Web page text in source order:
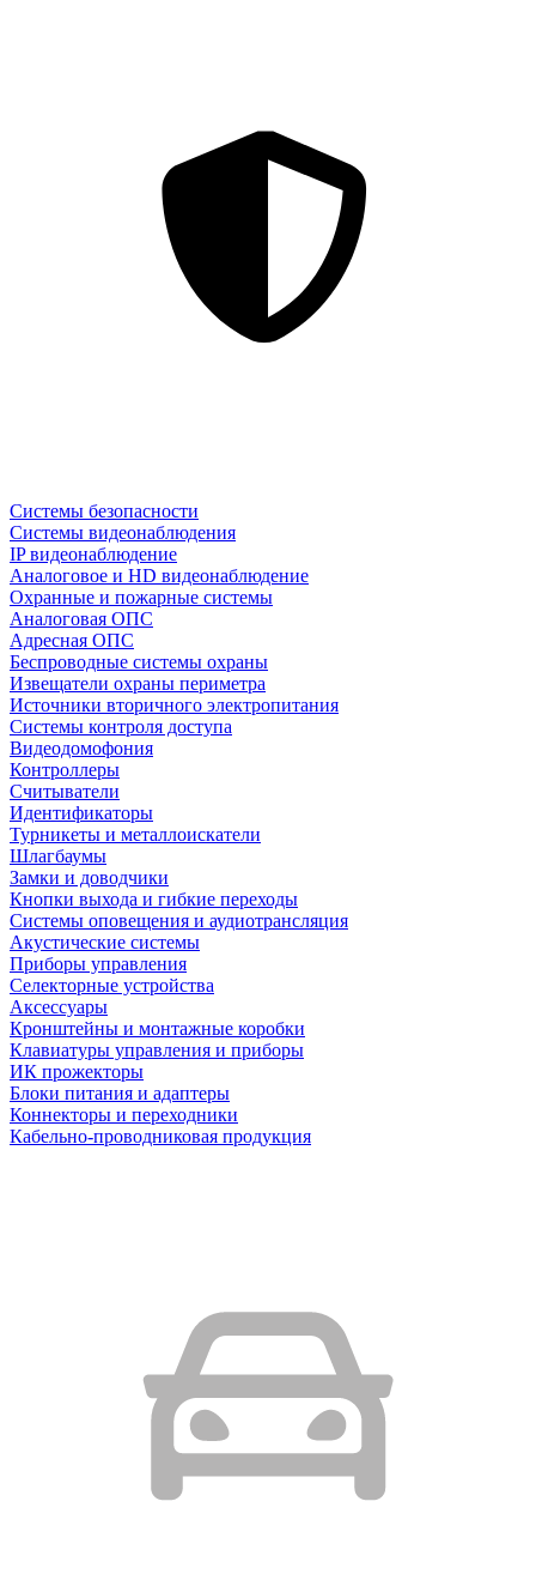
Системы безопасности
Системы видеонаблюдения
IP видеонаблюдение
Аналоговое и HD видеонаблюдение
Охранные и пожарные системы
Аналоговая ОПС
Адресная ОПС
Беспроводные системы охраны
Извещатели охраны периметра
Источники вторичного электропитания
Системы контроля доступа
Видеодомофония
Контроллеры
Считыватели
Идентификаторы
Турникеты и металлоискатели
Шлагбаумы
Замки и доводчики
Кнопки выхода и гибкие переходы
Системы оповещения и аудиотрансляция
Акустические системы
Приборы управления
Селекторные устройства
Аксессуары
Кронштейны и монтажные коробки
Клавиатуры управления и приборы
ИК прожекторы
Блоки питания и адаптеры
Коннекторы и переходники
Кабельно-проводниковая продукция